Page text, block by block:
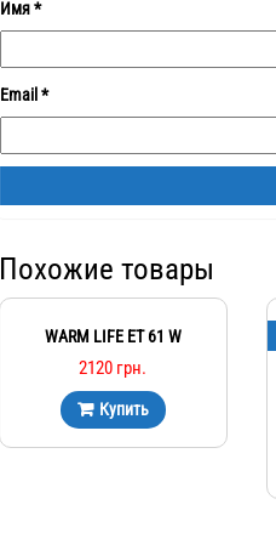
Имя*
Email *
Похожие товары
WARM LIFE ET 61 W
2120 грн.
Купить